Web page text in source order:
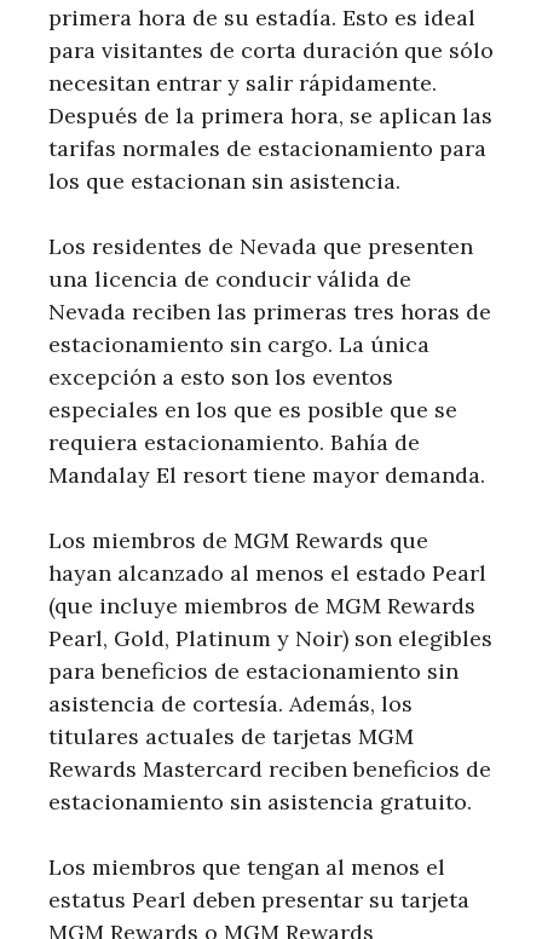
primera hora de su estadía. Esto es ideal
para visitantes de corta duración que sólo
necesitan entrar y salir rápidamente.
Después de la primera hora, se aplican las
tarifas normales de estacionamiento para
los que estacionan sin asistencia.
Los residentes de Nevada que presenten
una licencia de conducir válida de
Nevada reciben las primeras tres horas de
estacionamiento sin cargo. La única
excepción a esto son los eventos
especiales en los que es posible que se
requiera estacionamiento. Bahía de
Mandalay El resort tiene mayor demanda.
Los miembros de MGM Rewards que
hayan alcanzado al menos el estado Pearl
(que incluye miembros de MGM Rewards
Pearl, Gold, Platinum y Noir) son elegibles
para beneficios de estacionamiento sin
asistencia de cortesía. Además, los
titulares actuales de tarjetas MGM
Rewards Mastercard reciben beneficios de
estacionamiento sin asistencia gratuito.
Los miembros que tengan al menos el
estatus Pearl deben presentar su tarjeta
MGM Rewards o MGM Rewards